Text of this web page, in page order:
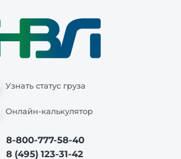
Узнать статус груза
Онлайн-калькулятор
8-800-777-58-40
8 (495) 123-31-42